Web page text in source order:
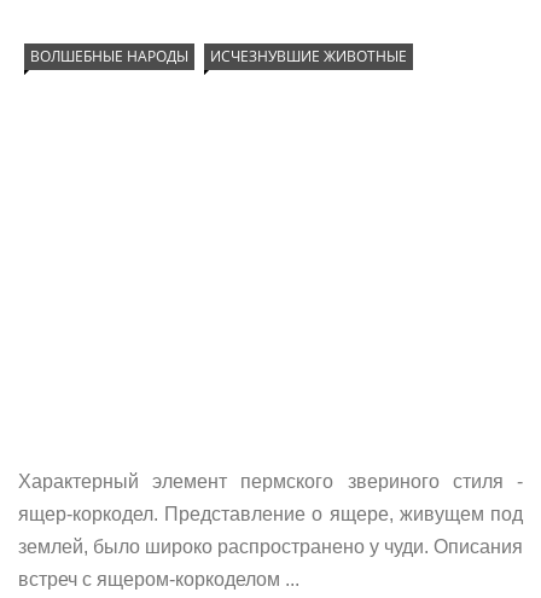
ВОЛШЕБНЫЕ НАРОДЫ ИСЧЕЗНУВШИЕ ЖИВОТНЫЕ
Характерный элемент пермского звериного стиля -
ящер-коркодел. Представление о ящере, живущем под
землей, было широко распространено у чуди. Описания
встреч с ящером-коркоделом ...